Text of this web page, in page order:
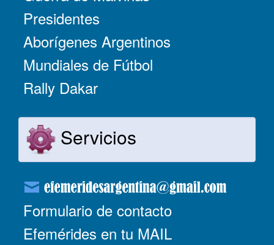
Presidentes
Aborígenes Argentinos
Mundiales de Fútbol
Rally Dakar
Servicios
Formulario de contacto
Efemérides en tu MAIL